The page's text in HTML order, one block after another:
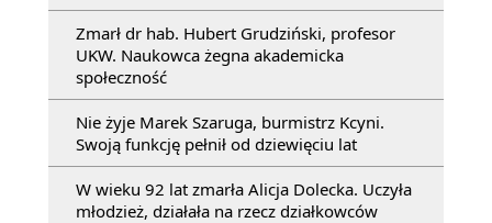
Zmarł dr hab. Hubert Grudziński, profesor
UKW. Naukowca żegna akademicka
społeczność
Nie żyje Marek Szaruga, burmistrz Kcyni.
Swoją funkcję pełnił od dziewięciu lat
W wieku 92 lat zmarła Alicja Dolecka. Uczyła
młodzież, działała na rzecz działkowców